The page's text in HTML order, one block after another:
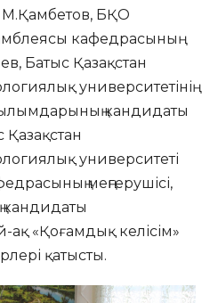
М.Қамбетов, БҚО
кафедрасының
Батыс Қазақстан
университетінің
кандидаты
университеті
меңгерушісі,
«Қоғамдық келісім»
қатысты.